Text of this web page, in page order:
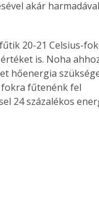
akár
20-21 Celsius-
is. Noha
hőenergia
fokra fűtenénk fel
24 százalékos